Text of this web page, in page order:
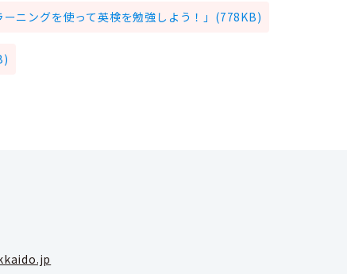
ニングを使って英検を勉強しよう！」(778KB)